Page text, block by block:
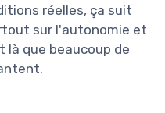
réelles, ça suit
sur l'autonomie et
là que beaucoup de